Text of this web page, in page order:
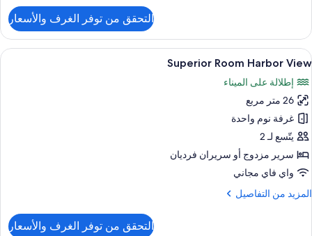
Executive
Room
Harbor
التحقق من توفر الغرف والأسعار
استعراض
جميع
صور
Superior
Room
Harbor
View
ميني بار وخزنة داخل الغرفة ومكتب
5
Superior Room Harbor View
إطلالة على الميناء
26 متر مربع
غرفة نوم واحدة
يتّسع لـ 2
سرير مزدوج‫‬ أو سريران فرديان
واي فاي مجاني
المزيد من التفاصيل
المزيد
التحقق من توفر الغرف والأسعار